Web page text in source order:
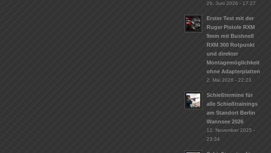
29. Juni 2026 - 17:27
Erster Test mit der
Ruger Pistole RXM
9mm mit Bushnell
RXM 300 Rotpunkt
und direkter
Montagemöglichkeit
ohne Adapterplatten
2. Mai 2026 - 22:23
Schießtermine für
alle Schießtrainings
am Standort Berlin
Wannsee 2026
12. November 2025 -
23:34